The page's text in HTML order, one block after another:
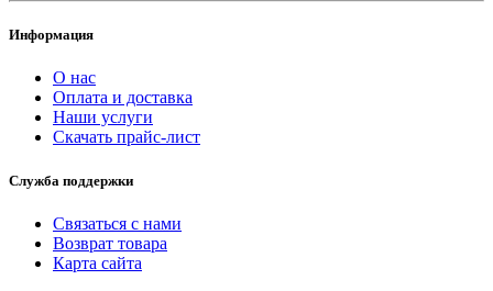
Информация
О нас
Оплата и доставка
Наши услуги
Скачать прайс-лист
Служба поддержки
Связаться с нами
Возврат товара
Карта сайта